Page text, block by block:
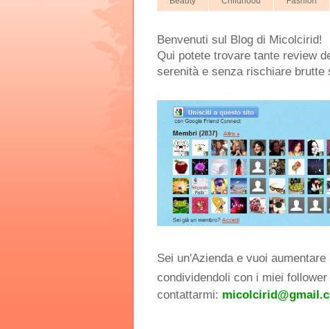
Benvenuti sul Blog di Micolcirid!
Qui potete trovare tante review
serenità e senza rischiare brutte
Sei un'Azienda e vuoi
condividendoli con i miei
contattarmi: